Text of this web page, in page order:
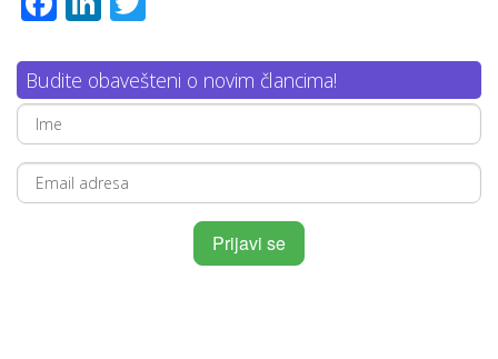
Budite obavešteni o novim člancima!